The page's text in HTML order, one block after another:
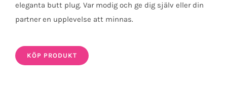
eleganta butt plug. Var modig och ge dig själv eller din
partner en upplevelse att minnas.
KÖP PRODUKT